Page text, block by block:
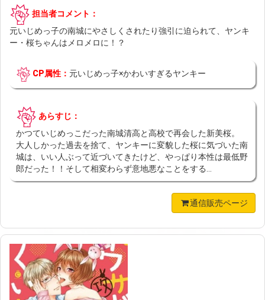
担当者コメント：
元いじめっ子の南城にやさしくされたり強引に迫られて、ヤンキ
ー・桜ちゃんはメロメロに！？
CP属性： 元いじめっ子×かわいすぎるヤンキー
あらすじ：
かつていじめっこだった南城清高と高校で再会した新美桜。
大人しかった過去を捨て、ヤンキーに変貌した桜に気づいた南
城は、いい人ぶって近づいてきたけど、やっぱり本性は最低野
郎だった！！そして相変わらず意地悪なことをする...
通信販売ページ